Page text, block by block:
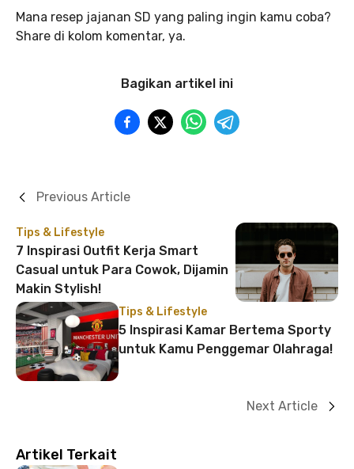
Mana resep jajanan SD yang paling ingin kamu coba?
Share di kolom komentar, ya.
Bagikan artikel ini
Tips & Lifestyle
7 Inspirasi Outfit Kerja Smart
Casual untuk Para Cowok, Dijamin
Makin Stylish!
Previous Article
Tips & Lifestyle
5 Inspirasi Kamar Bertema Sporty
untuk Kamu Penggemar Olahraga!
Next Article
Artikel Terkait